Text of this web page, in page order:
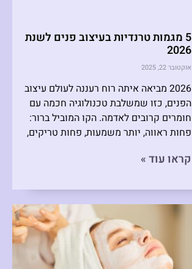
5 מגמות טרנדיות בעיצוב פנים לשנת
2026
אוקטובר 22, 2025
2026 מביאה איתה רוח רעננה לעולם עיצוב
הפנים, כזו שמשלבת טכנולוגיה חכמה עם
חומרים קרובים לאדמה. הקו המוביל ברור:
פחות ראווה, יותר משמעות, פחות טריקים,
קראו עוד »